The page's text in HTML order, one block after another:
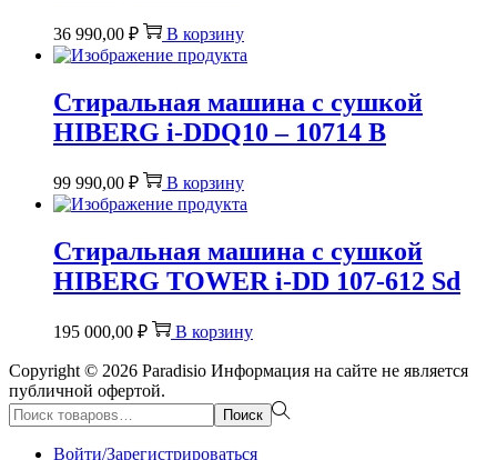
36 990,00 ₽ В корзину
Стиральная машина c сушкой
HIBERG i-DDQ10 – 10714 B
99 990,00 ₽ В корзину
Стиральная машина c сушкой
HIBERG TOWER i-DD 107-612 Sd
195 000,00 ₽ В корзину
Copyright © 2026 Paradisio Информация на сайте не является
публичной офертой.
Поиск:>
Поиск
Войти/Зарегистрироваться